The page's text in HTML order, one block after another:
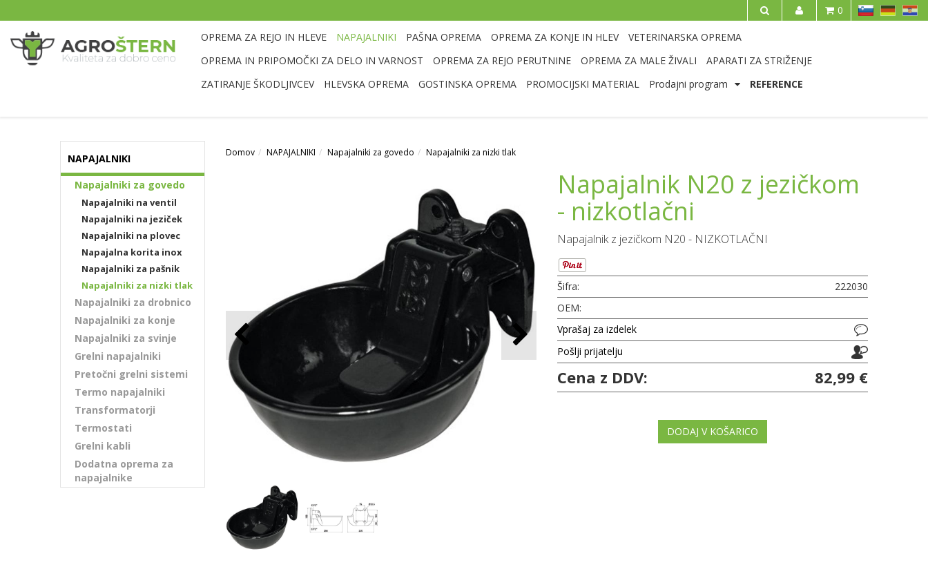
SL HR
0
OPREMA ZA REJO IN HLEVE NAPAJALNIKI PAŠNA OPREMA OPREMA ZA KONJE IN HLEV
VETERINARSKA OPREMA
OPREMA IN PRIPOMOČKI ZA DELO IN VARNOST
OPREMA ZA REJO PERUTNINE OPREMA ZA MALE ŽIVALI
APARATI ZA STRIŽENJE
ZATIRANJE ŠKODLJIVCEV
HLEVSKA OPREMA GOSTINSKA OPREMA PROMOCIJSKI MATERIAL Prodajni program REFERENCE
NAPAJALNIKI
Napajalniki za govedo
Napajalniki na ventil
Napajalniki na jeziček
Napajalniki na plovec
Napajalna korita inox
Napajalniki za pašnik
Napajalniki za nizki tlak
Napajalniki za drobnico
Napajalniki za konje
Napajalniki za svinje
Grelni napajalniki
Pretočni grelni sistemi
Termo napajalniki
Transformatorji
Termostati
Grelni kabli
Dodatna oprema za
napajalnike
Domov NAPAJALNIKI Napajalniki za govedo Napajalniki za nizki tlak
Napajalnik N20 z jezičkom
- nizkotlačni
Napajalnik z jezičkom N20 - NIZKOTLAČNI
Šifra:
222030
OEM:
Vprašaj za izdelek
Pošlji prijatelju
Cena z DDV: 82,99 €
DODAJ V KOŠARICO